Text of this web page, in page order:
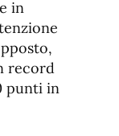
in
record
punti in